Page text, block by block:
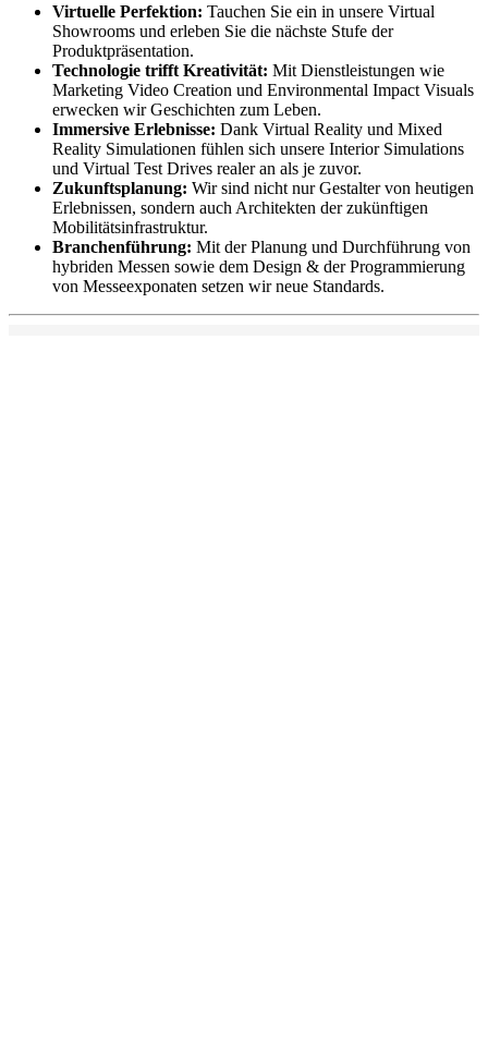
Virtuelle Perfektion: Tauchen Sie ein in unsere Virtual
Showrooms und erleben Sie die nächste Stufe der
Produktpräsentation.
Technologie trifft Kreativität: Mit Dienstleistungen wie
Marketing Video Creation und Environmental Impact Visuals
erwecken wir Geschichten zum Leben.
Immersive Erlebnisse: Dank Virtual Reality und Mixed
Reality Simulationen fühlen sich unsere Interior Simulations
und Virtual Test Drives realer an als je zuvor.
Zukunftsplanung: Wir sind nicht nur Gestalter von heutigen
Erlebnissen, sondern auch Architekten der zukünftigen
Mobilitätsinfrastruktur.
Branchenführung: Mit der Planung und Durchführung von
hybriden Messen sowie dem Design & der Programmierung
von Messeexponaten setzen wir neue Standards.